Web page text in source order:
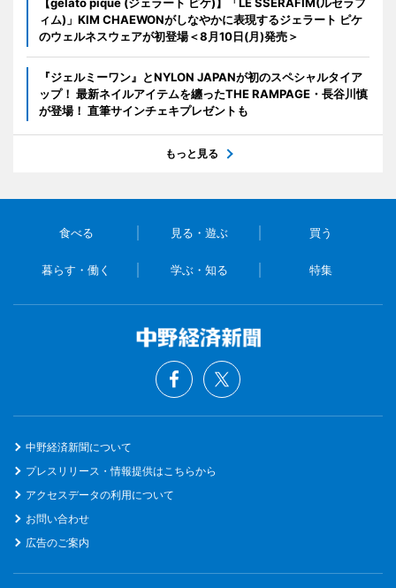
ィム)」KIM CHAEWONがしなやかに表現するジェラート ピケ
のウェルネスウェアが初登場＜8月10日(月)発売＞
『ジェルミーワン』とNYLON JAPANが初のスペシャルタイア
ップ！ 最新ネイルアイテムを纏ったTHE RAMPAGE・長谷川慎
が登場！ 直筆サインチェキプレゼントも
もっと見る
食べる 見る・遊ぶ 買う
暮らす・働く 学ぶ・知る 特集
中野経済新聞について
プレスリリース・情報提供はこちらから
アクセスデータの利用について
お問い合わせ
広告のご案内